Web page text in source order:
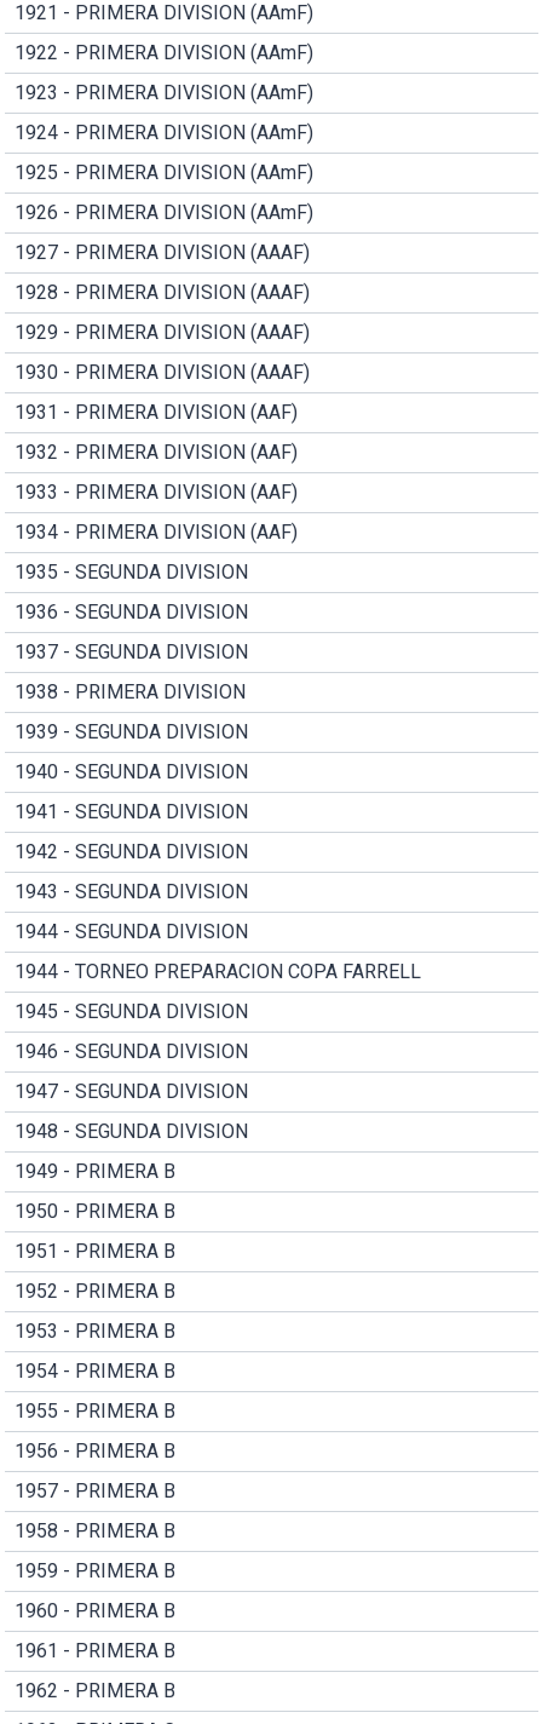
1921 - PRIMERA DIVISION (AAmF)
1922 - PRIMERA DIVISION (AAmF)
1923 - PRIMERA DIVISION (AAmF)
1924 - PRIMERA DIVISION (AAmF)
1925 - PRIMERA DIVISION (AAmF)
1926 - PRIMERA DIVISION (AAmF)
1927 - PRIMERA DIVISION (AAAF)
1928 - PRIMERA DIVISION (AAAF)
1929 - PRIMERA DIVISION (AAAF)
1930 - PRIMERA DIVISION (AAAF)
1931 - PRIMERA DIVISION (AAF)
1932 - PRIMERA DIVISION (AAF)
1933 - PRIMERA DIVISION (AAF)
1934 - PRIMERA DIVISION (AAF)
1935 - SEGUNDA DIVISION
1936 - SEGUNDA DIVISION
1937 - SEGUNDA DIVISION
1938 - PRIMERA DIVISION
1939 - SEGUNDA DIVISION
1940 - SEGUNDA DIVISION
1941 - SEGUNDA DIVISION
1942 - SEGUNDA DIVISION
1943 - SEGUNDA DIVISION
1944 - SEGUNDA DIVISION
1944 - TORNEO PREPARACION COPA FARRELL
1945 - SEGUNDA DIVISION
1946 - SEGUNDA DIVISION
1947 - SEGUNDA DIVISION
1948 - SEGUNDA DIVISION
1949 - PRIMERA B
1950 - PRIMERA B
1951 - PRIMERA B
1952 - PRIMERA B
1953 - PRIMERA B
1954 - PRIMERA B
1955 - PRIMERA B
1956 - PRIMERA B
1957 - PRIMERA B
1958 - PRIMERA B
1959 - PRIMERA B
1960 - PRIMERA B
1961 - PRIMERA B
1962 - PRIMERA B